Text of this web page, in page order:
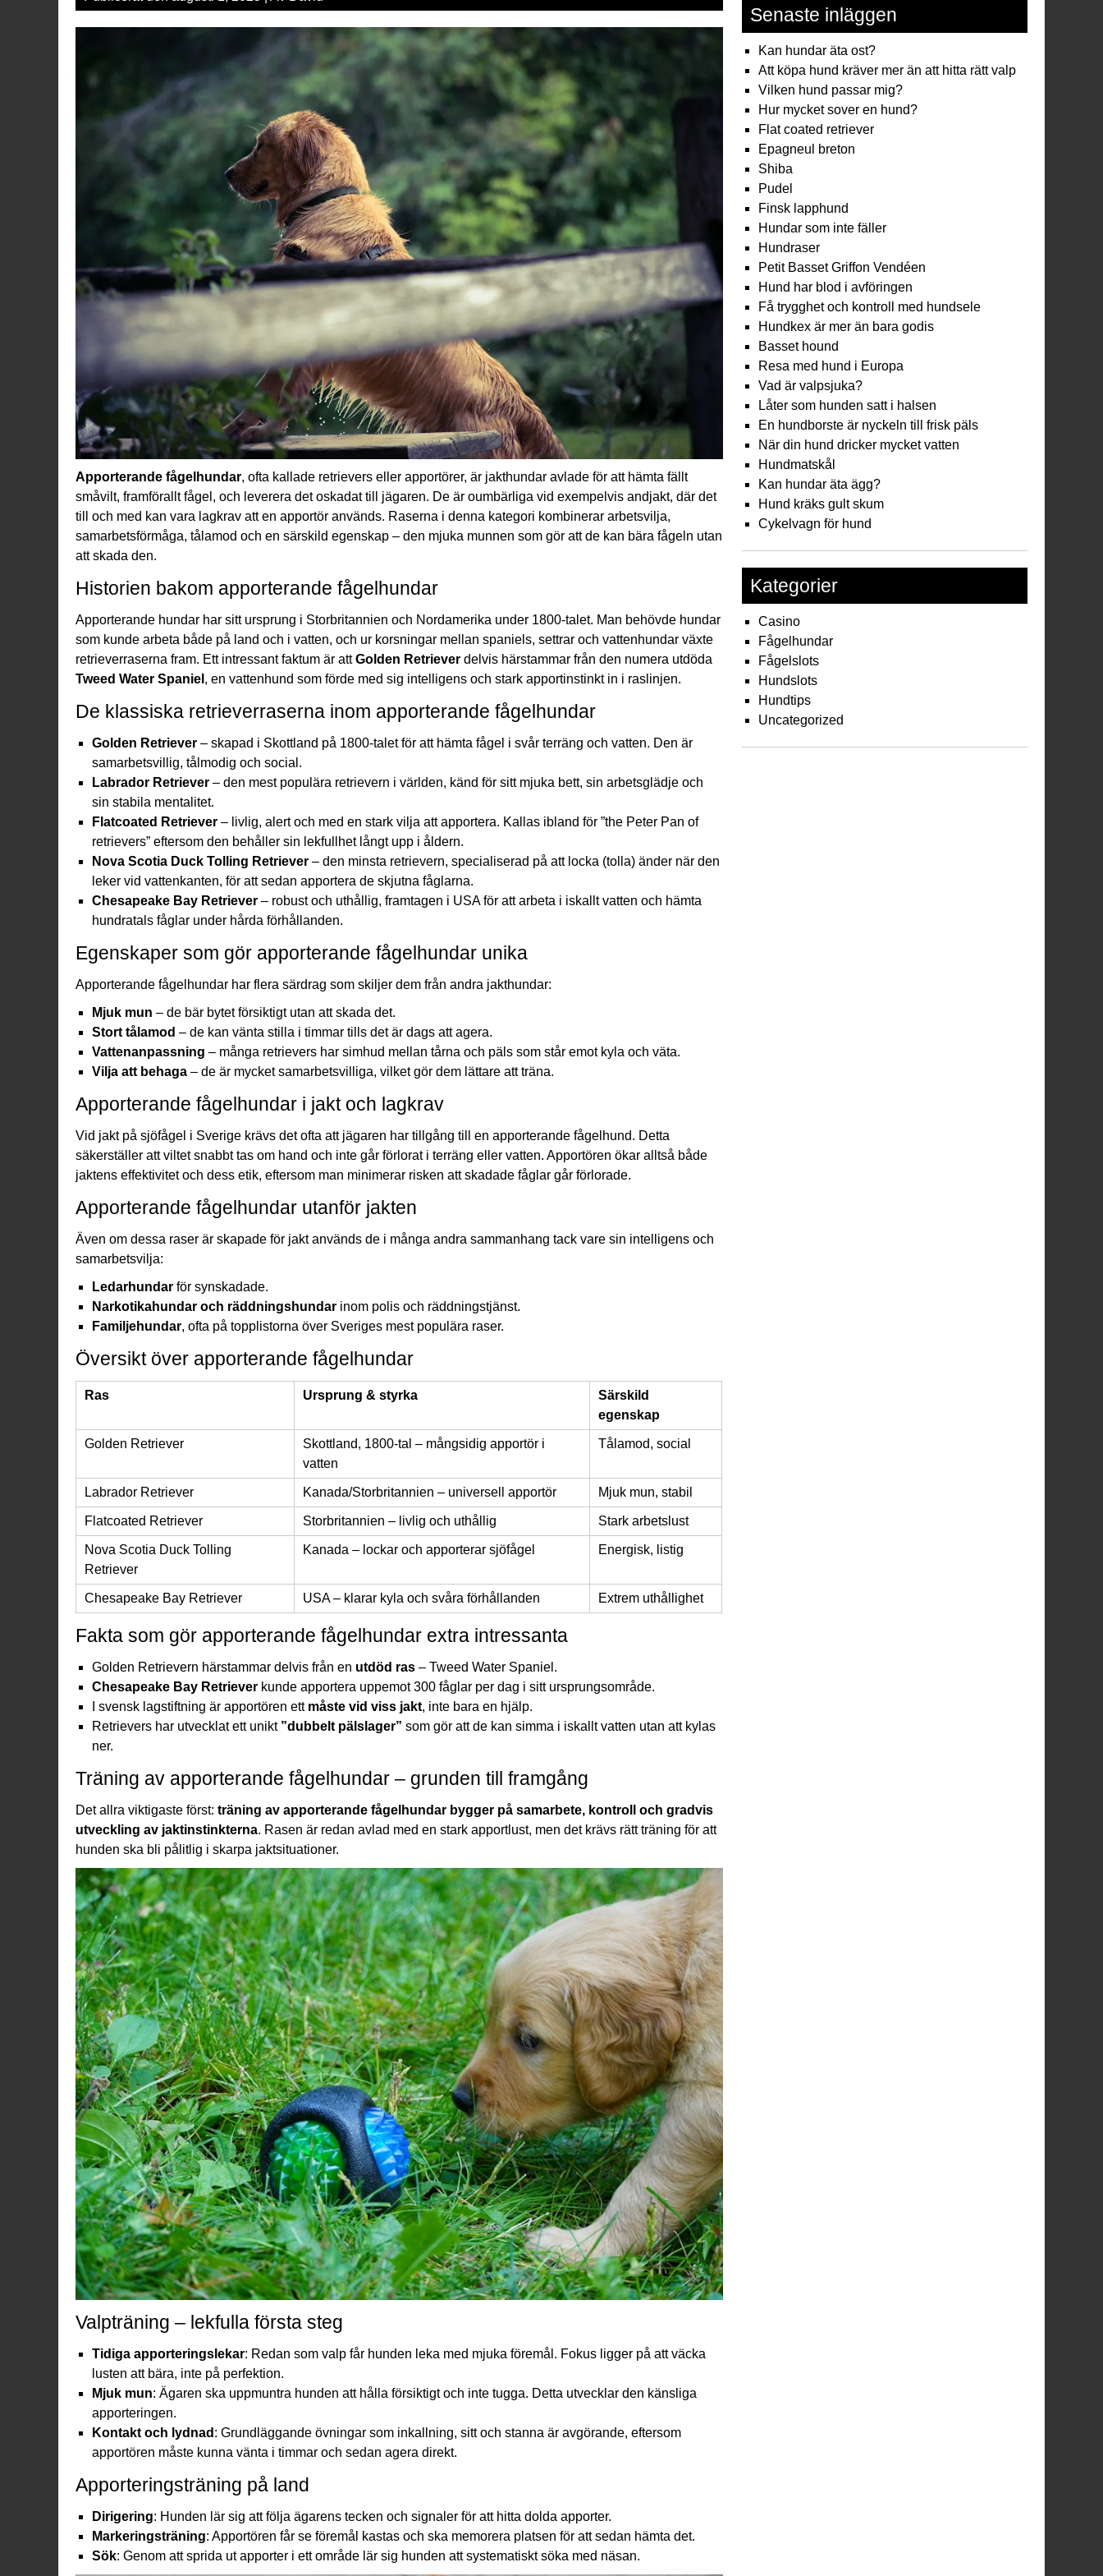
Apporterande fågelhundar, ofta kallade retrievers eller apportörer, är jakthundar avlade för att hämta fällt
småvilt, framförallt fågel, och leverera det oskadat till jägaren. De är oumbärliga vid exempelvis andjakt, där det
till och med kan vara lagkrav att en apportör används. Raserna i denna kategori kombinerar arbetsvilja,
samarbetsförmåga, tålamod och en särskild egenskap – den mjuka munnen som gör att de kan bära fågeln utan
att skada den.
Historien bakom apporterande fågelhundar
Apporterande hundar har sitt ursprung i Storbritannien och Nordamerika under 1800-talet. Man behövde hundar
som kunde arbeta både på land och i vatten, och ur korsningar mellan spaniels, settrar och vattenhundar växte
retrieverraserna fram. Ett intressant faktum är attGolden Retriever delvis härstammar från den numera utdöda
Tweed Water Spaniel , en vattenhund som förde med sig intelligens och stark apportinstinkt in i raslinjen.
De klassiska retrieverraserna inom apporterande fågelhundar
Golden Retriever – skapad i Skottland på 1800-talet för att hämta fågel i svår terräng och vatten. Den är
samarbetsvillig, tålmodig och social.
Labrador Retriever – den mest populära retrievern i världen, känd för sitt mjuka bett, sin arbetsglädje och
sin stabila mentalitet.
Flatcoated Retriever – livlig, alert och med en stark vilja att apportera. Kallas ibland för ”the Peter Pan of
retrievers” eftersom den behåller sin lekfullhet långt upp i åldern.
Nova Scotia Duck Tolling Retriever – den minsta retrievern, specialiserad på att locka (tolla) änder när den
leker vid vattenkanten, för att sedan apportera de skjutna fåglarna.
Chesapeake Bay Retriever – robust och uthållig, framtagen i USA för att arbeta i iskallt vatten och hämta
hundratals fåglar under hårda förhållanden.
Egenskaper som gör apporterande fågelhundar unika
Apporterande fågelhundar har flera särdrag som skiljer dem från andra jakthundar:
Mjuk mun – de bär bytet försiktigt utan att skada det.
Stort tålamod – de kan vänta stilla i timmar tills det är dags att agera.
Vattenanpassning – många retrievers har simhud mellan tårna och päls som står emot kyla och väta.
Vilja att behaga – de är mycket samarbetsvilliga, vilket gör dem lättare att träna.
Apporterande fågelhundar i jakt och lagkrav
Vid jakt på sjöfågel i Sverige krävs det ofta att jägaren har tillgång till en apporterande fågelhund. Detta
säkerställer att viltet snabbt tas om hand och inte går förlorat i terräng eller vatten. Apportören ökar alltså både
jaktens effektivitet och dess etik, eftersom man minimerar risken att skadade fåglar går förlorade.
Apporterande fågelhundar utanför jakten
Även om dessa raser är skapade för jakt används de i många andra sammanhang tack vare sin intelligens och
samarbetsvilja:
Ledarhundar för synskadade.
Narkotikahundar och räddningshundar inom polis och räddningstjänst.
Familjehundar, ofta på topplistorna över Sveriges mest populära raser.
Översikt över apporterande fågelhundar
Ras Ursprung & styrka
Särskild
egenskap
Golden Retriever
Skottland, 1800-tal – mångsidig apportör i
vatten
Tålamod, social
Labrador Retriever Kanada/Storbritannien – universell apportör Mjuk mun, stabil
Flatcoated Retriever Storbritannien – livlig och uthållig Stark arbetslust
Nova Scotia Duck Tolling
Retriever
Kanada – lockar och apporterar sjöfågel Energisk, listig
Chesapeake Bay Retriever USA – klarar kyla och svåra förhållanden Extrem uthållighet
Fakta som gör apporterande fågelhundar extra intressanta
Golden Retrievern härstammar delvis från en utdöd ras – Tweed Water Spaniel.
Chesapeake Bay Retriever kunde apportera uppemot 300 fåglar per dag i sitt ursprungsområde.
I svensk lagstiftning är apportören ett måste vid viss jakt, inte bara en hjälp.
Retrievers har utvecklat ett unikt ”dubbelt pälslager” som gör att de kan simma i iskallt vatten utan att kylas
ner.
Träning av apporterande fågelhundar – grunden till framgång
Det allra viktigaste först: träning av apporterande fågelhundar bygger på samarbete, kontroll och gradvis
utveckling av jaktinstinkterna. Rasen är redan avlad med en stark apportlust, men det krävs rätt träning för att
hunden ska bli pålitlig i skarpa jaktsituationer.
Valpträning – lekfulla första steg
Tidiga apporteringslekar: Redan som valp får hunden leka med mjuka föremål. Fokus ligger på att väcka
lusten att bära, inte på perfektion.
Mjuk mun: Ägaren ska uppmuntra hunden att hålla försiktigt och inte tugga. Detta utvecklar den känsliga
apporteringen.
Kontakt och lydnad : Grundläggande övningar som inkallning, sitt och stanna är avgörande, eftersom
apportören måste kunna vänta i timmar och sedan agera direkt.
Apporteringsträning på land
Dirigering: Hunden lär sig att följa ägarens tecken och signaler för att hitta dolda apporter.
Markeringsträning: Apportören får se föremål kastas och ska memorera platsen för att sedan hämta det.
Sök: Genom att sprida ut apporter i ett område lär sig hunden att systematiskt söka med näsan.
Senaste inläggen
Kan hundar äta ost?
Att köpa hund kräver mer än att hitta rätt valp
Vilken hund passar mig?
Hur mycket sover en hund?
Flat coated retriever
Epagneul breton
Shiba
Pudel
Finsk lapphund
Hundar som inte fäller
Hundraser
Petit Basset Griffon Vendéen
Hund har blod i avföringen
Få trygghet och kontroll med hundsele
Hundkex är mer än bara godis
Basset hound
Resa med hund i Europa
Vad är valpsjuka?
Låter som hunden satt i halsen
En hundborste är nyckeln till frisk päls
När din hund dricker mycket vatten
Hundmatskål
Kan hundar äta ägg?
Hund kräks gult skum
Cykelvagn för hund
Kategorier
Casino
Fågelhundar
Fågelslots
Hundslots
Hundtips
Uncategorized